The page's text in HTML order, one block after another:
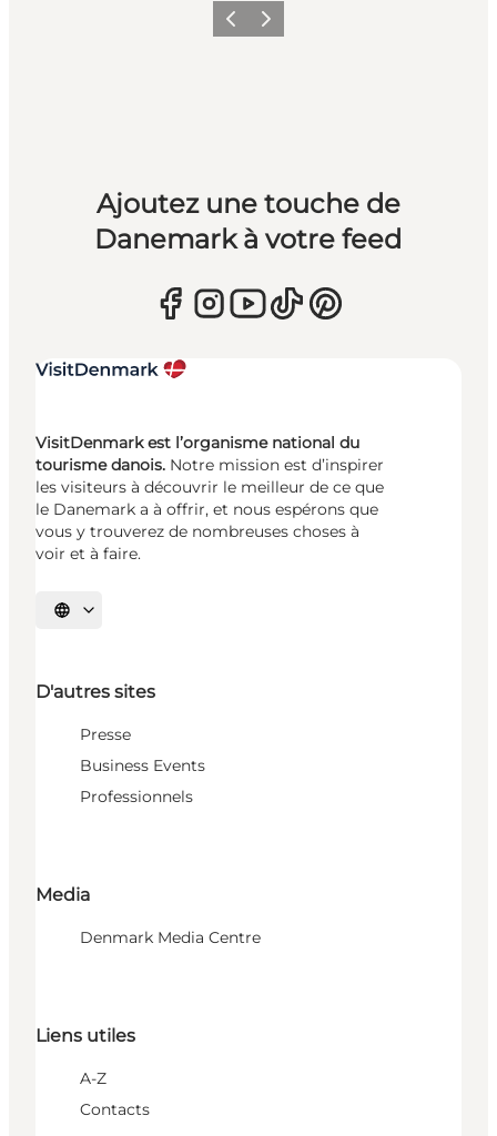
PrécédentSuivant
Ajoutez une touche de
Danemark à votre feed
VisitDenmark est l’organisme national du
tourisme danois. Notre mission est d’inspirer
les visiteurs à découvrir le meilleur de ce que
le Danemark a à offrir, et nous espérons que
vous y trouverez de nombreuses choses à
voir et à faire.
Choisissez la langue
D'autres sites
Presse
Business Events
Professionnels
Media
Denmark Media Centre
Liens utiles
A-Z
Contacts